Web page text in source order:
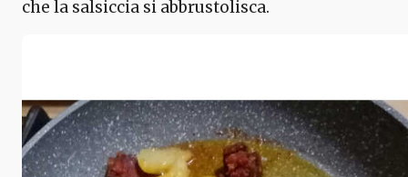
che la salsiccia si abbrustolisca.